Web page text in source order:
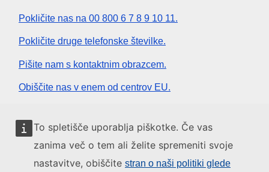
To spletišče uporablja piškotke. Če vas
zanima več o tem ali želite spremeniti svoje
nastavitve, obiščite stran o naši politiki glede
Pokličite nas na 00 800 6 7 8 9 10 11.
Pokličite druge telefonske številke.
Pišite nam s kontaktnim obrazcem.
Obiščite nas v enem od centrov EU.
Družbeni mediji